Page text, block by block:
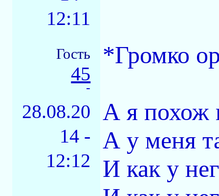
12:11
Гость
45
-
28.08.20
14 -
12:12
*Громко
А я похож
А у меня
И как у